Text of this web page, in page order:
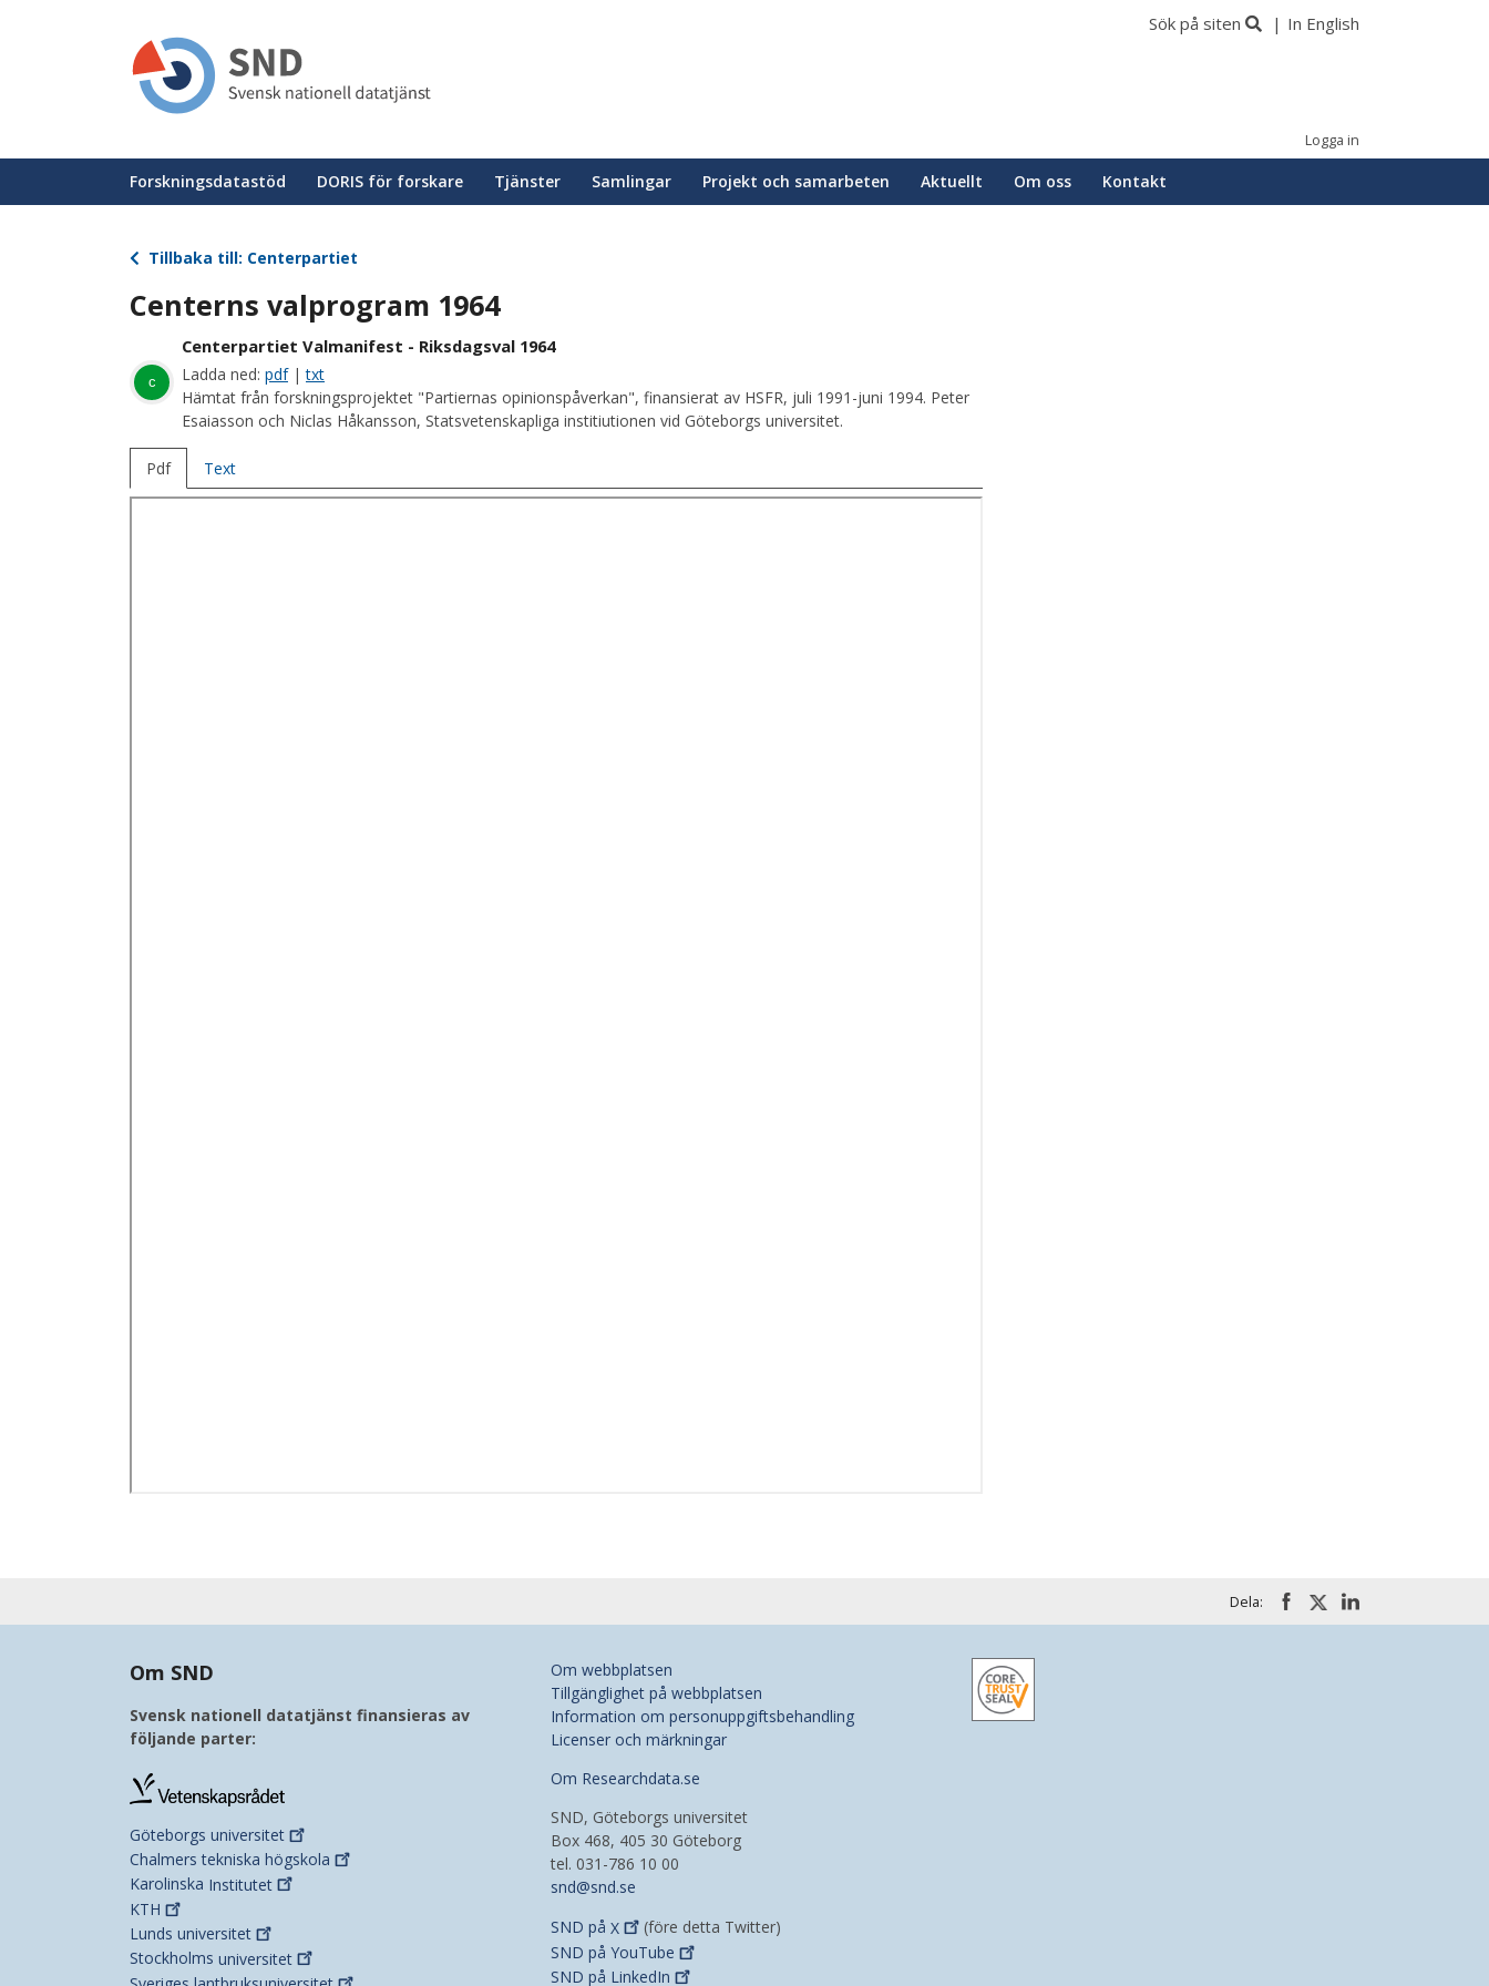
Sök på siten In English
Logga in
Huvudmeny
Forskningsdatastöd DORIS för forskare Tjänster Samlingar Projekt och samarbeten Aktuellt Om oss Kontakt
Tillbaka till: Centerpartiet
Centerns valprogram 1964
c
Centerpartiet Valmanifest - Riksdagsval 1964
Ladda ned: pdf|txt
Hämtat från forskningsprojektet "Partiernas opinionspåverkan", finansierat av HSFR, juli 1991-juni 1994. Peter
Esaiasson och Niclas Håkansson, Statsvetenskapliga institiutionen vid Göteborgs universitet.
Pdf Text
Dela:
Om SND
Svensk nationell datatjänst finansieras av
följande parter:
Göteborgs universitet
Chalmers tekniska högskola
Karolinska Institutet
KTH
Lunds universitet
Stockholms universitet
Om webbplatsen
Tillgänglighet på webbplatsen
Information om personuppgiftsbehandling
Licenser och märkningar
Om Researchdata.se
SND, Göteborgs universitet
Box 468, 405 30 Göteborg
tel. 031-786 10 00
snd@snd.se
SND på X
(före detta Twitter)
SND på YouTube
SND på LinkedIn